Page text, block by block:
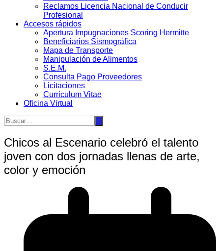
Reclamos Licencia Nacional de Conducir
Profesional
Accesos rápidos
Apertura Impugnaciones Scoring Hermitte
Beneficiarios Sismográfica
Mapa de Transporte
Manipulación de Alimentos
S.E.M.
Consulta Pago Proveedores
Licitaciones
Curriculum Vitae
Oficina Virtual
Chicos al Escenario celebró el talento
joven con dos jornadas llenas de arte,
color y emoción